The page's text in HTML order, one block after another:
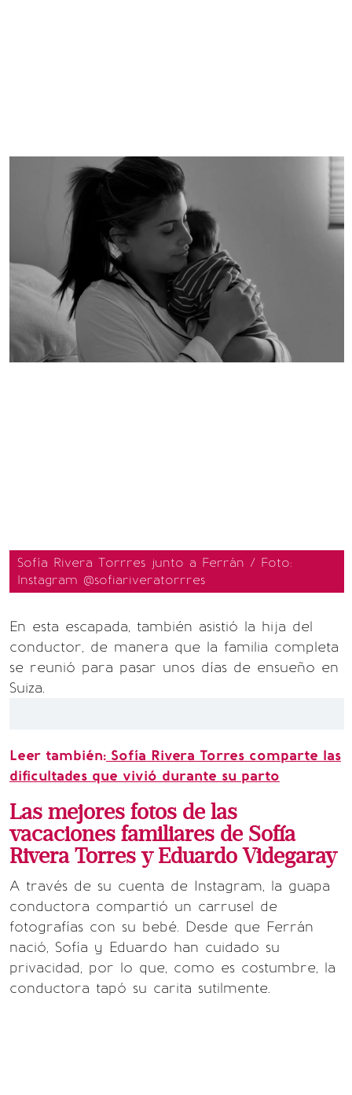
Sofía Rivera Torrres junto a Ferrán / Foto:
Instagram @sofiariveratorrres
En esta escapada, también asistió la hija del
conductor, de manera que la familia completa
se reunió para pasar unos días de ensueño en
Suiza.
Leer también: Sofía Rivera Torres comparte las
dificultades que vivió durante su parto
Las mejores fotos de las
vacaciones familiares de Sofía
Rivera Torres y Eduardo Videgaray
A través de su cuenta de Instagram, la guapa
conductora compartió un carrusel de
fotografías con su bebé. Desde que Ferrán
nació, Sofía y Eduardo han cuidado su
privacidad, por lo que, como es costumbre, la
conductora tapó su carita sutilmente.